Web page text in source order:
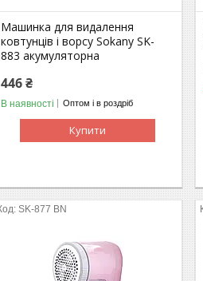
Машинка для видалення
ковтунців і ворсу Sokany SK-
883 акумуляторна
446 ₴
В наявності Оптом і в роздріб
Купити
SK-877 BN